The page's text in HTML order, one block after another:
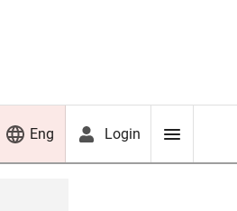
Eng Login